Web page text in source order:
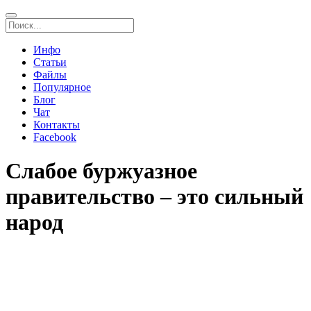
Инфо
Статьи
Файлы
Популярное
Блог
Чат
Контакты
Facebook
Слабое буржуазное
правительство – это сильный
народ